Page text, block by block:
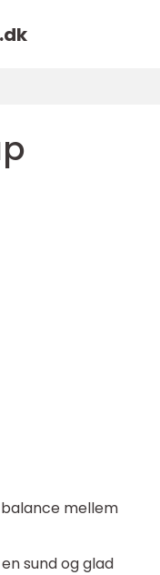
dk
mellem
sund og glad